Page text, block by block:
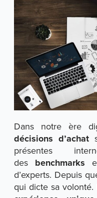
Dans notre ère
décisions d’achat
présentes
desbenchmarks
d’experts. Depuis
qui dicte sa